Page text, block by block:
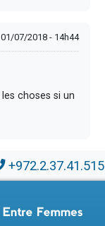
01/07/2018 - 14h44
choses si un
+972.2.37.41.515